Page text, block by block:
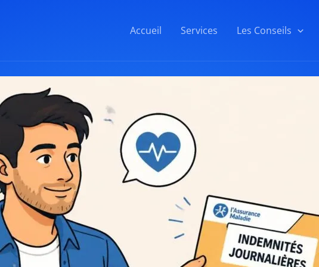
Accueil Services Les Conseils